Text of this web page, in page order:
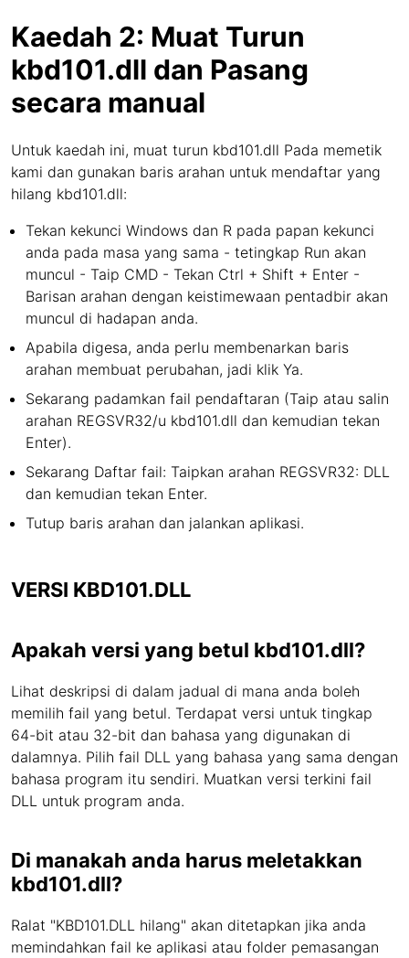
Kaedah 2: Muat Turun
kbd101.dll dan Pasang
secara manual
Untuk kaedah ini, muat turun kbd101.dll Pada memetik
kami dan gunakan baris arahan untuk mendaftar yang
hilang kbd101.dll:
Tekan kekunci Windows dan R pada papan kekunci
anda pada masa yang sama - tetingkap Run akan
muncul - Taip CMD - Tekan Ctrl + Shift + Enter -
Barisan arahan dengan keistimewaan pentadbir akan
muncul di hadapan anda.
Apabila digesa, anda perlu membenarkan baris
arahan membuat perubahan, jadi klik Ya.
Sekarang padamkan fail pendaftaran (Taip atau salin
arahan REGSVR32/u kbd101.dll dan kemudian tekan
Enter).
Sekarang Daftar fail: Taipkan arahan REGSVR32: DLL
dan kemudian tekan Enter.
Tutup baris arahan dan jalankan aplikasi.
VERSI KBD101.DLL
Apakah versi yang betul kbd101.dll?
Lihat deskripsi di dalam jadual di mana anda boleh
memilih fail yang betul. Terdapat versi untuk tingkap
64-bit atau 32-bit dan bahasa yang digunakan di
dalamnya. Pilih fail DLL yang bahasa yang sama dengan
bahasa program itu sendiri. Muatkan versi terkini fail
DLL untuk program anda.
Di manakah anda harus meletakkan
kbd101.dll?
Ralat "KBD101.DLL hilang" akan ditetapkan jika anda
memindahkan fail ke aplikasi atau folder pemasangan